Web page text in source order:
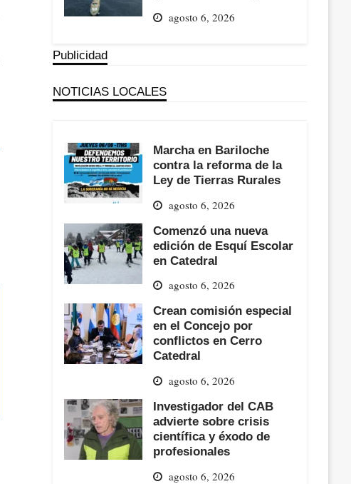
agosto 6, 2026
Publicidad
NOTICIAS LOCALES
Marcha en Bariloche
contra la reforma de la
Ley de Tierras Rurales
agosto 6, 2026
Comenzó una nueva
edición de Esquí Escolar
en Catedral
agosto 6, 2026
Crean comisión especial
en el Concejo por
conflictos en Cerro
Catedral
agosto 6, 2026
Investigador del CAB
advierte sobre crisis
científica y éxodo de
profesionales
agosto 6, 2026